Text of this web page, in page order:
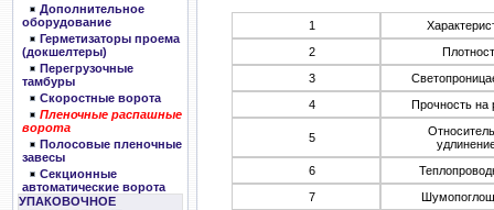
Дополнительное
оборудование
Герметизаторы проема
(докшелтеры)
Перегрузочные
тамбуры
Скоростные ворота
Пленочные распашные
ворота
Полосовые пленочные
завесы
Секционные
автоматические ворота
УПАКОВОЧНОЕ
1
2
3
4
Прочность на
5
6
7